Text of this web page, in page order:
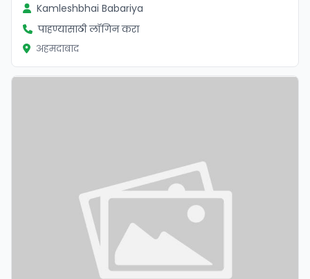
Kamleshbhai Babariya
पाहण्यासाठी लॉगिन करा
अहमदाबाद